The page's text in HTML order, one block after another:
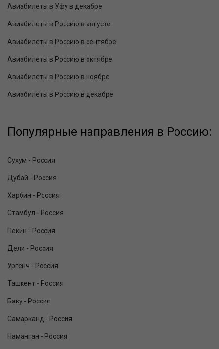
Авиабилеты в Уфу в декабре
Авиабилеты в Россию в августе
Авиабилеты в Россию в сентябре
Авиабилеты в Россию в октябре
Авиабилеты в Россию в ноябре
Авиабилеты в Россию в декабре
Популярные направления в Россию:
Сухум - Россия
Дубай - Россия
Харбин - Россия
Стамбул - Россия
Пекин - Россия
Дели - Россия
Ургенч - Россия
Ташкент - Россия
Баку - Россия
Самарканд - Россия
Наманган - Россия